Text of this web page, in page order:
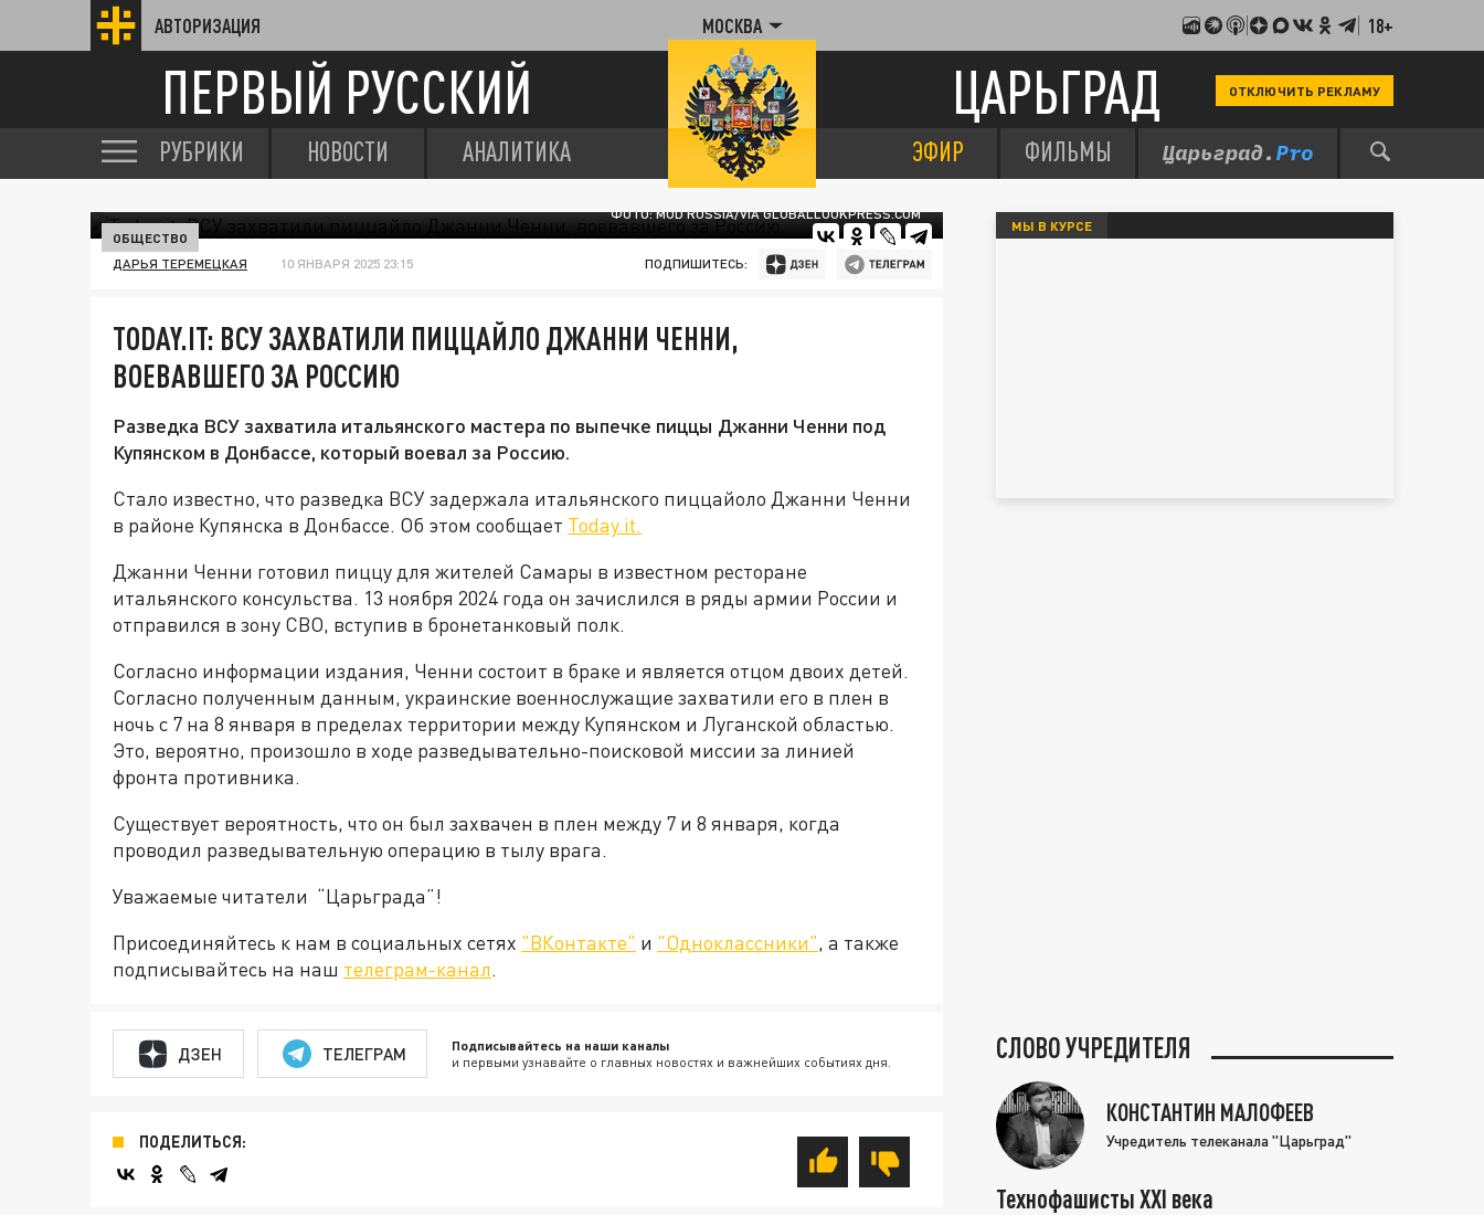
АВТОРИЗАЦИЯ МОСКВА 18+
ПЕРВЫЙ РУССКИЙ ЦАРЬГРАД ОТКЛЮЧИТЬ РЕКЛАМУ
РУБРИКИ НОВОСТИ АНАЛИТИКА ЭФИР ФИЛЬМЫ
ФОТО: MOD RUSSIA/VIA GLOBALLOOKPRESS.COM
ОБЩЕСТВО
ДАРЬЯ ТЕРЕМЕЦКАЯ 10 ЯНВАРЯ 2025 23:15 ПОДПИШИТЕСЬ:
TODAY.IT: ВСУ ЗАХВАТИЛИ ПИЦЦАЙЛО ДЖАННИ ЧЕННИ,
ВОЕВАВШЕГО ЗА РОССИЮ
Разведка ВСУ захватила итальянского мастера по выпечке пиццы Джанни Ченни под
Купянском в Донбассе, который воевал за Россию.
Стало известно, что разведка ВСУ задержала итальянского пиццайоло Джанни Ченни
в районе Купянска в Донбассе. Об этом сообщает Today.it.
Джанни Ченни готовил пиццу для жителей Самары в известном ресторане
итальянского консульства. 13 ноября 2024 года он зачислился в ряды армии России и
отправился в зону СВО, вступив в бронетанковый полк.
Согласно информации издания, Ченни состоит в браке и является отцом двоих детей.
Согласно полученным данным, украинские военнослужащие захватили его в плен в
ночь с 7 на 8 января в пределах территории между Купянском и Луганской областью.
Это, вероятно, произошло в ходе разведывательно-поисковой миссии за линией
фронта противника.
Существует вероятность, что он был захвачен в плен между 7 и 8 января, когда
проводил разведывательную операцию в тылу врага.
Уважаемые читатели “Царьграда”!
Присоединяйтесь к нам в социальных сетях "ВКонтакте" и "Одноклассники", а также
подписывайтесь на наш телеграм-канал.
ДЗЕН ТЕЛЕГРАМ Подписывайтесь на наши каналы
и первыми узнавайте о главных новостях и важнейших событиях дня.
ПОДЕЛИТЬСЯ:
МЫ В КУРСЕ
СЛОВО УЧРЕДИТЕЛЯ
КОНСТАНТИН МАЛОФЕЕВ
Учредитель телеканала "Царьград"
Технофашисты XXI века